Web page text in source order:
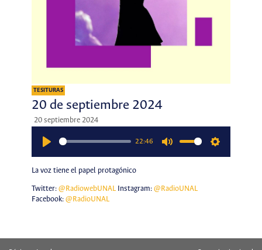
TESITURAS
20 de septiembre 2024
20 septiembre 2024
22:46
La voz tiene el papel protagónico
Twitter: @RadiowebUNALInstagram: @RadioUNAL
Facebook: @RadioUNAL